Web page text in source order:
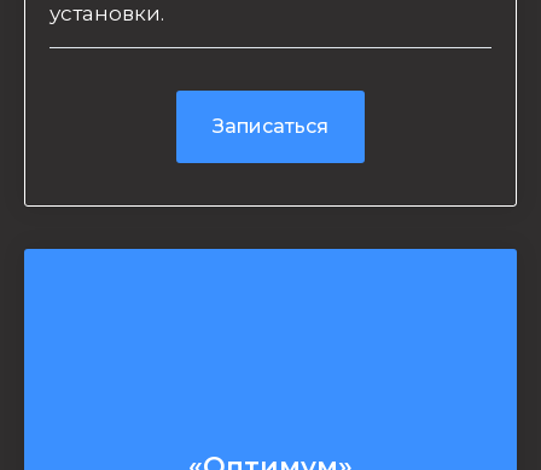
установки.
Записаться